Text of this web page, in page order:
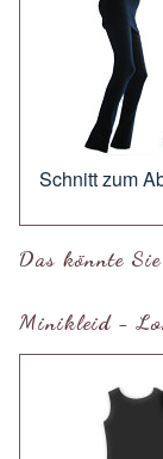
Schnitt zum
Das könnte
Minikleid -